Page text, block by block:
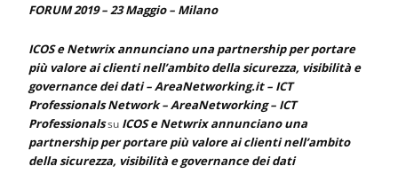
FORUM 2019 – 23 Maggio – Milano
ICOS e Netwrix annunciano una partnership per portare
più valore ai clienti nell’ambito della sicurezza, visibilità e
governance dei dati – AreaNetworking.it – ICT
Professionals Network – AreaNetworking – ICT
Professionalssu ICOS e Netwrix annunciano una
partnership per portare più valore ai clienti nell’ambito
della sicurezza, visibilità e governance dei dati